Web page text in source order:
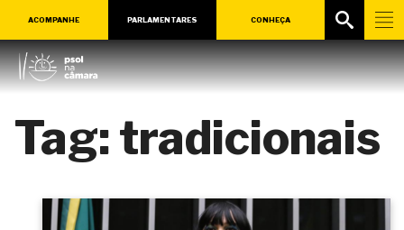
ACOMPANHE PARLAMENTARES CONHEÇA
Tag:tradicionais